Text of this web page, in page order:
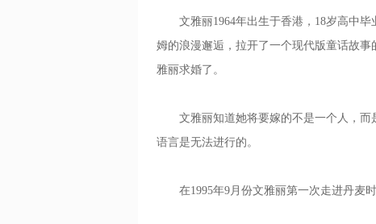
文雅丽1964年出生于香港，18岁高中毕
姆的浪漫邂逅，拉开了一个现代版童话故
雅丽求婚了。
文雅丽知道她将要嫁的不是一个人，而
语言是无法进行的。
在1995年9月份文雅丽第一次走进丹麦时